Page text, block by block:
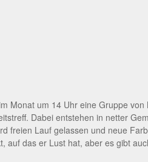
Monat um 14 Uhr eine Gruppe
Dabei entstehen in netter
freien Lauf gelassen und neue
auf das er Lust hat, aber es gibt